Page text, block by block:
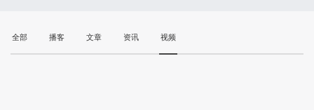
全部 播客 文章 资讯 视频